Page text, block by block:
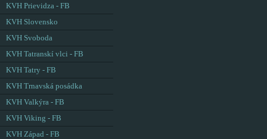
KVH Prievidza - FB
KVH Slovensko
KVH Svoboda
KVH Tatranskí vlci - FB
KVH Tatry - FB
KVH Trnavská posádka
KVH Valkýra - FB
KVH Viking - FB
KVH Západ - FB